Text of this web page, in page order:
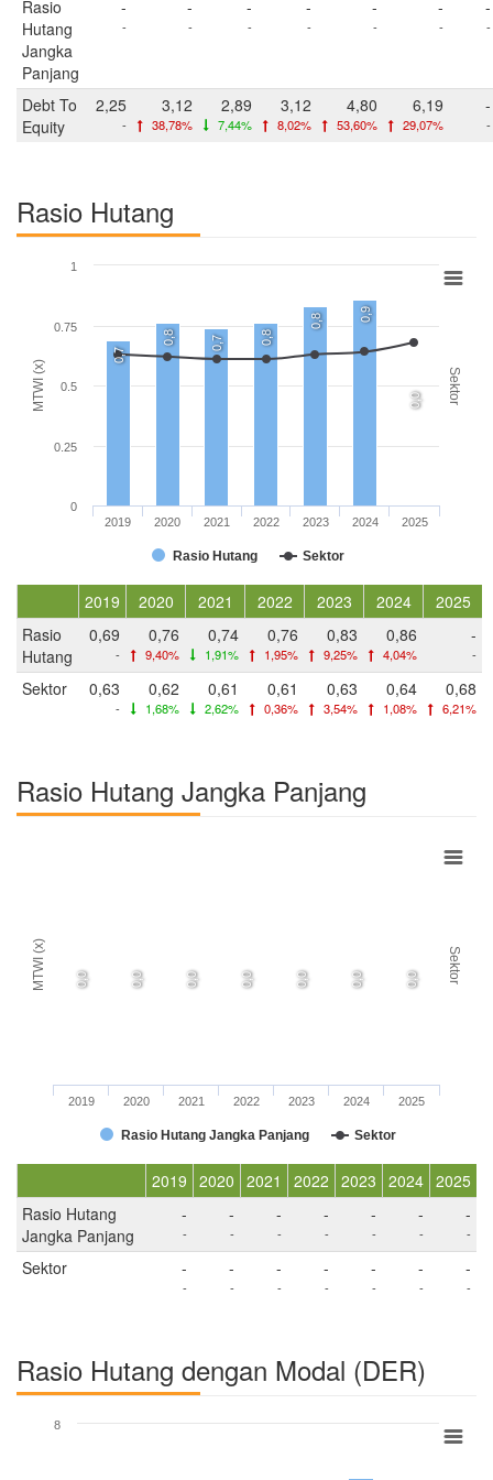
Rasio
Hutang
Jangka
Panjang
-
-
-
-
-
-
-
-
-
-
-
-
-
-
Debt To
Equity
2,25
-
3,12
38,78%
2,89
7,44%
3,12
8,02%
4,80
53,60%
6,19
29,07%
-
-
Rasio Hutang
MTWI (x) Sektor
0,7
0,8 0,7 0,8
0,8 0,9
0,0
Rasio Hutang Sektor
2019 2020 2021 2022 2023 2024 2025
0
0.25
0.5
0.75
1
2019 2020 2021 2022 2023 2024
2025
Rasio
Hutang
0,69
-
0,76
9,40%
0,74
1,91%
0,76
1,95%
0,83
9,25%
0,86
4,04%
-
-
Sektor 0,63
-
0,62
1,68%
0,61
2,62%
0,61
0,36%
0,63
3,54%
0,64
1,08%
0,68
6,21%
Rasio Hutang Jangka Panjang
MTWI (x) Sektor
0,0 0,0 0,0 0,0 0,0 0,0 0,0
Rasio Hutang Jangka Panjang Sektor
2019 2020 2021 2022 2023 2024 2025
2019 2020 2021 2022 2023 2024 2025
Rasio Hutang
Jangka Panjang
-
-
-
-
-
-
-
-
-
-
-
-
-
-
Sektor -
-
-
-
-
-
-
-
-
-
-
-
-
-
Rasio Hutang dengan Modal (DER)
8